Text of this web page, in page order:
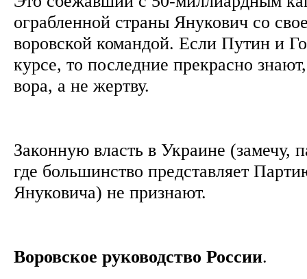
ограбленной страны Янукович со
воровской командой. Если Путин и
курсе, то последние прекрасно
вора, а не жертву.
Законную власть в Украине (замечу,
где большинство представляет
Януковича) не признают.
Воровское руководство России.